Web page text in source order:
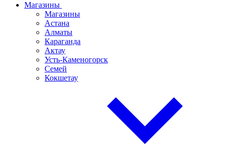
Магазины
Магазины
Астана
Алматы
Караганда
Актау
Усть-Каменогорск
Семей
Кокшетау